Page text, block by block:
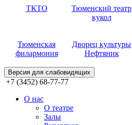
ТКТО
Тюменский театр
кукол
Тюменская
филармония
Дворец культуры
Нефтяник
Версия для слабовидящих
+7 (3452) 68-77-77
О нас
О театре
Залы